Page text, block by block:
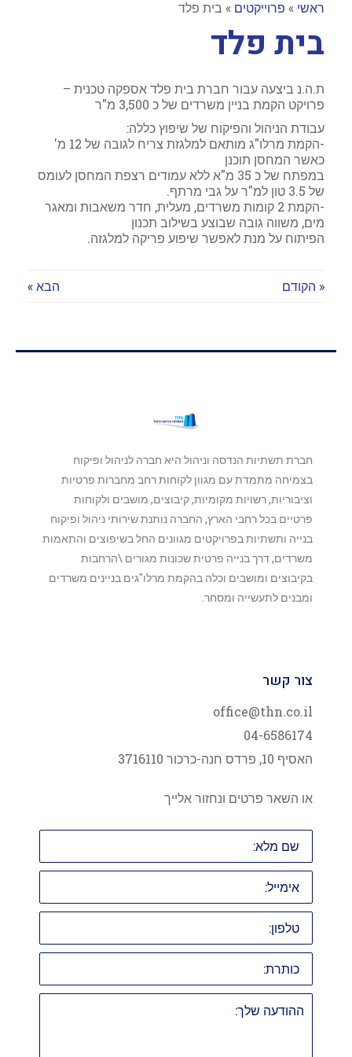
ראשי » פרוייקטים » בית פלד
בית פלד
ת.ה.נ ביצעה עבור חברת בית פלד אספקה טכנית –
פרויקט הקמת בניין משרדים של כ 3,500 מ"ר
עבודת הניהול והפיקוח של שיפוץ כללה:
-הקמת מרלו"ג מותאם למלגזת צריח לגובה של 12 מ'
כאשר המחסן תוכנן
במפתח של כ 35 מ"א ללא עמודים רצפת המחסן לעומס
של 3.5 טון למ"ר על גבי מרתף.
-הקמת 2 קומות משרדים, מעלית, חדר משאבות ומאגר
מים, משווה גובה שבוצע בשילוב תכנון
הפיתוח על מנת לאפשר שיפוע פריקה למלגזה.
« הקודם הבא »
חברת תשתיות הנדסה וניהול היא חברה לניהול ופיקוח
בצמיחה מתמדת עם מגוון לקוחות רחב מחברות פרטיות
וציבוריות, רשויות מקומיות, קיבוצים, מושבים ולקוחות
פרטיים בכל רחבי הארץ, החברה נותנת שירותי ניהול ופיקוח
בנייה ותשתיות בפרויקטים מגוונים החל בשיפוצים והתאמות
משרדים, דרך בנייה פרטית שכונות מגורים \הרחבות
בקיבוצים ומושבים וכלה בהקמת מרלו"גים בניינים משרדים
ומבנים לתעשייה ומסחר.
צור קשר
office@thn.co.il
04-6586174
האסיף 10, פרדס חנה-כרכור 3716110
או השאר פרטים ונחזור אלייך
שם
מלא:
אימייל:
טלפון:
כותרת:
ההודעה
שלך: